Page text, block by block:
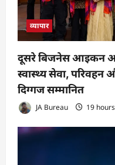
व्यापार
दूसरे बिजनेस आइकन
स्वास्थ्य सेवा, परिवहन
दिग्गज सम्मानित
JA Bureau 19